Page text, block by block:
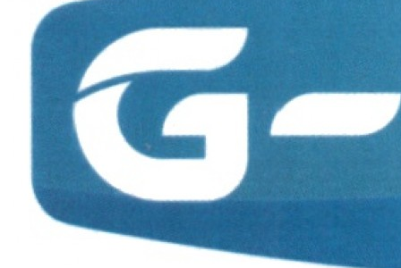
Сушилки для рук антивандальные
Сушилки для рук высокоскоростные
Электрополотенце
Уборочная техника
Подметальные машины
Пылесосы для опасной пыли
Пылесосы для сухой и влажной уборки
Пылесосы для сухой уборки
Уборочный инвентарь
Ведра на колесах
Коврики влаговпитывающие
Коврики влаговпитывающие 1,2 м х 1,8 м
Коврики влаговпитывающие 1,2 м х 15 м
Коврики влаговпитывающие 1,2 м х 2,5 м